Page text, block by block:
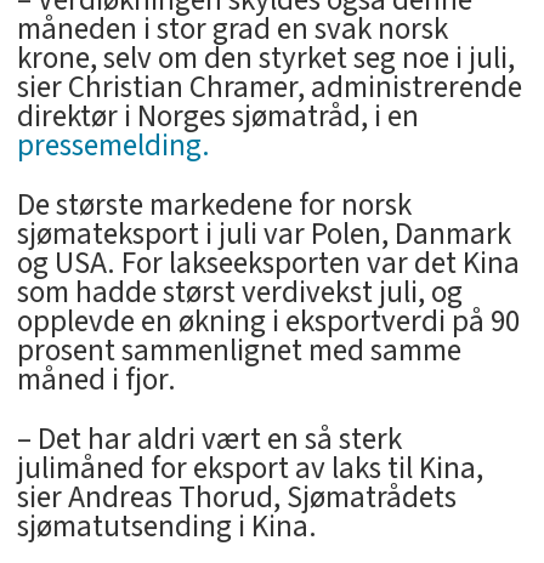
måneden i stor grad en svak norsk
krone, selv om den styrket seg noe i juli,
sier Christian Chramer, administrerende
direktør i Norges sjømatråd, i en
pressemelding.
De største markedene for norsk
sjømateksport i juli var Polen, Danmark
og USA. For lakseeksporten var det Kina
som hadde størst verdivekst juli, og
opplevde en økning i eksportverdi på 90
prosent sammenlignet med samme
måned i fjor.
– Det har aldri vært en så sterk
julimåned for eksport av laks til Kina,
sier Andreas Thorud, Sjømatrådets
sjømatutsending i Kina.